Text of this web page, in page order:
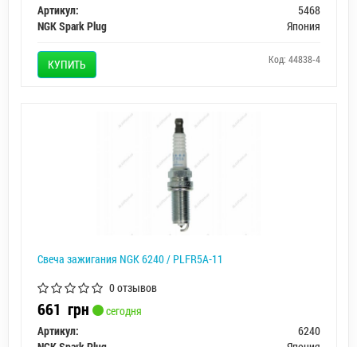
Артикул:
5468
NGK Spark Plug
Япония
КУПИТЬ Код: 44838-4
Свеча зажигания NGK 6240 / PLFR5A-11
0 отзывов
661 грн
сегодня
Артикул:
6240